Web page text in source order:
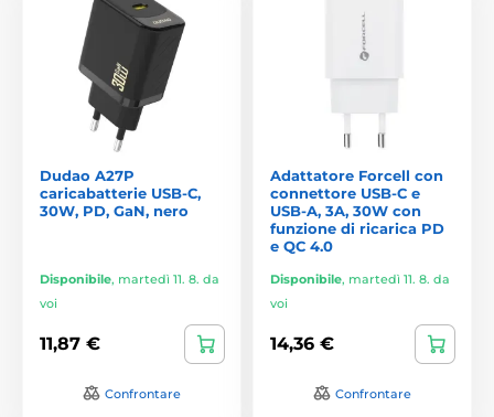
Dudao A27P
caricabatterie USB-C,
30W, PD, GaN, nero
Disponibile, martedì 11. 8. da
voi
11,87 €
Confrontare
Adattatore Forcell con
connettore USB-C e
USB-A, 3A, 30W con
funzione di ricarica PD
e QC 4.0
Disponibile, martedì 11. 8. da
voi
14,36 €
Confrontare